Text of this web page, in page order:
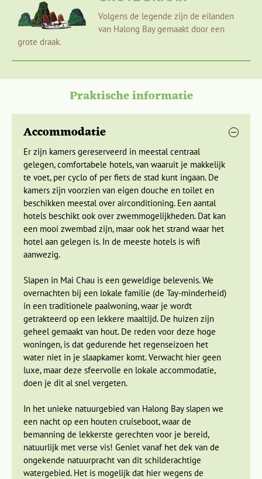
gevestigd. Dit is terug te zien aan veel gebouwen en villa’s
in de stad. Vietnamezen komen hier graag op huwelijksreis.
Dalat staat ook bekend om de bloemen, planten en
aardbeien. In het centrum van Dalat is een centrale markt
waar je heerlijk fruit kunt kopen en lekker kunt avondeten.
Naast een bezoek aan de centrale markt, is in Dalat genoeg
te beleven. Zo kun je een bezoek brengen aan hetCrazy
House, dit is een boomhut-achtig bouwwerk, wat een
Salvador Dali. Je kunt ook een waterfiets huren bij het Xuan
Huongmeer, of een wandeling maken over de boulevard van
het meer.
Daarnaast brengen we een bezoek aan een Cao Dai-tempel.
Cao Dai is een van de meest intrigerende religies in
Vietnam. Met een een beetje geluk, kunnen we de
dagelijkse, strak gedisciplineerde, ceremonie meemaken.
Vietnamees koken en fietsen door Hoi
An
Dag 10 Nha Trang - vlucht naar Danang - Hoi An
Dag 11 Hoi An, fietstocht in de omgeving
Dag 12 Hoi An, kookworkshop en optionele excursie My Son
Om de grote afstand tussen Nha Trang en Hoi An te
overbruggen, stappen we in Nha Trang in het vliegtuig naar
kwartier rijden naar Hoi An.
gaan is 10.
Volgens de legende zijn de eilanden
van Halong Bay gemaakt door een
grote draak.
Praktische informatie
Accommodatie
Er zijn kamers gereserveerd in meestal centraal
gelegen, comfortabele hotels, van waaruit je makkelijk
te voet, per cyclo of per fiets de stad kunt ingaan. De
kamers zijn voorzien van eigen douche en toilet en
beschikken meestal over airconditioning. Een aantal
hotels beschikt ook over zwemmogelijkheden. Dat kan
een mooi zwembad zijn, maar ook het strand waar het
hotel aan gelegen is. In de meeste hotels is wifi
aanwezig.
Slapen in Mai Chau is een geweldige belevenis. We
overnachten bij een lokale familie (de Tay-minderheid)
in een traditionele paalwoning, waar je wordt
getrakteerd op een lekkere maaltijd. De huizen zijn
geheel gemaakt van hout. De reden voor deze hoge
woningen, is dat gedurende het regenseizoen het
water niet in je slaapkamer komt. Verwacht hier geen
luxe, maar deze sfeervolle en lokale accommodatie,
doen je dit al snel vergeten.
In het unieke natuurgebied van Halong Bay slapen we
een nacht op een houten cruiseboot, waar de
bemanning de lekkerste gerechten voor je bereid,
natuurlijk met verse vis! Geniet vanaf het dek van de
ongekende natuurpracht van dit schilderachtige
watergebied. Het is mogelijk dat hier wegens de